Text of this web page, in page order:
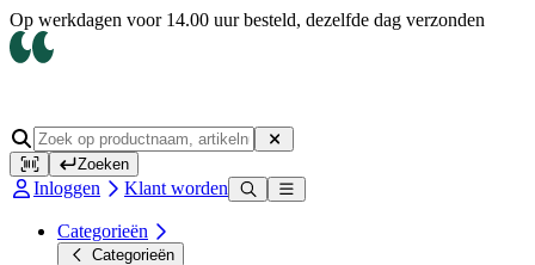
Op werkdagen voor 14.00 uur besteld, dezelfde dag verzonden
Zoeken
Inloggen Klant worden
Categorieën
Categorieën